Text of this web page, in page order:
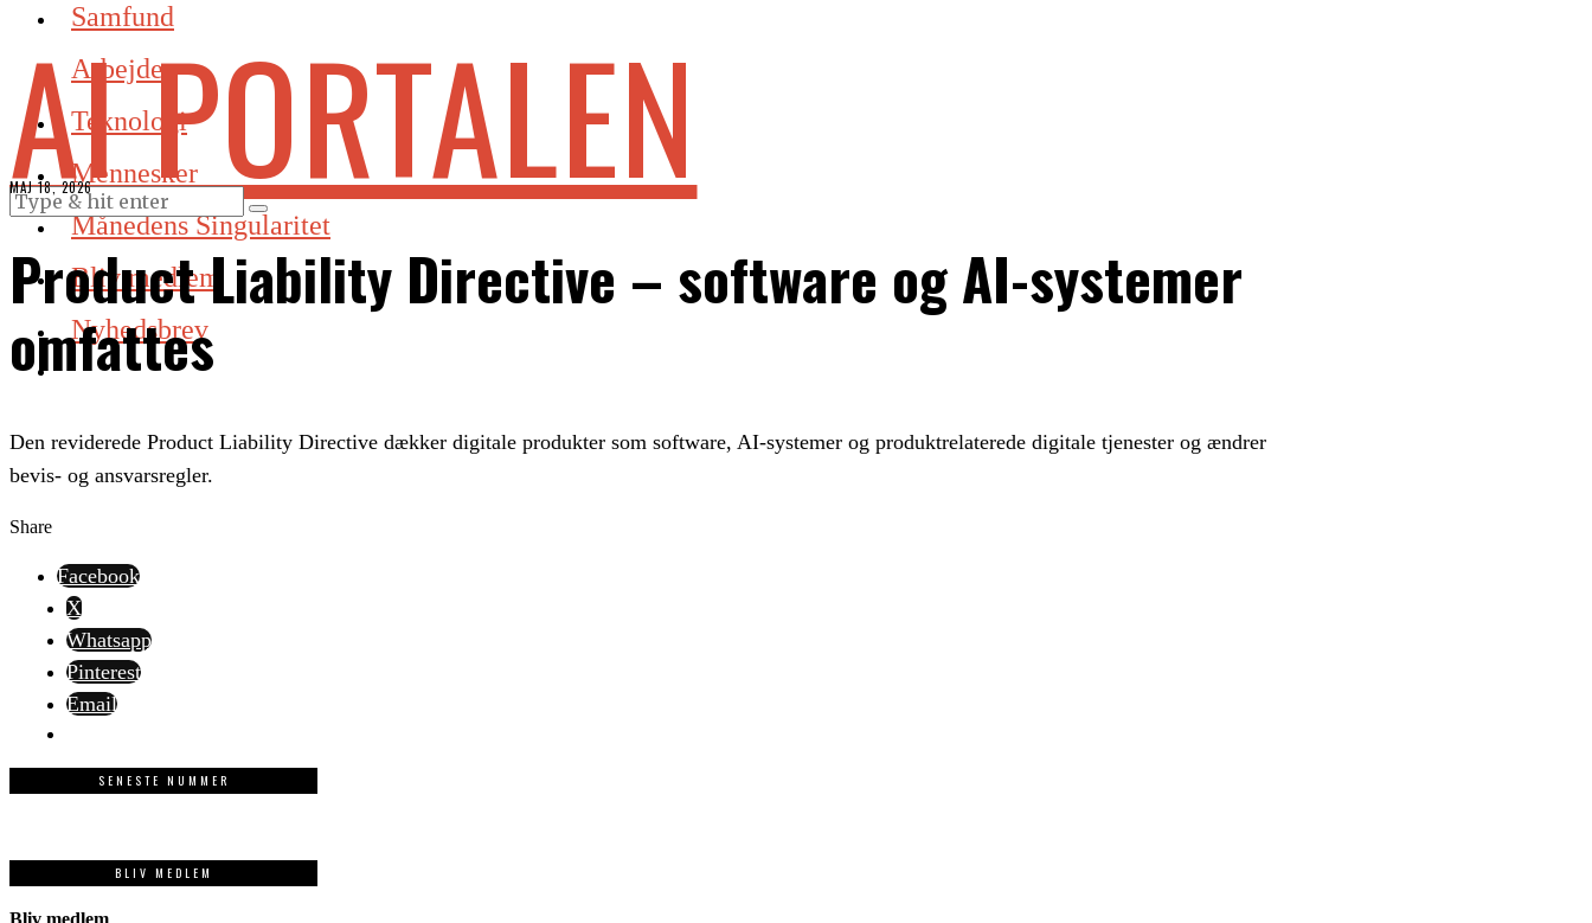
Samfund
Arbejde
Teknologi
Mennesker
Månedens Singularitet
Bliv medlem
Nyhedsbrev
AI PORTALEN
MAJ 18, 2026
Product Liability Directive – software og AI-systemer
omfattes
Den reviderede Product Liability Directive dækker digitale produkter som software, AI-systemer og produktrelaterede digitale tjenester og ændrer
bevis- og ansvarsregler.
Share
Facebook
X
Whatsapp
Pinterest
Email
SENESTE NUMMER
BLIV MEDLEM
Bliv medlem